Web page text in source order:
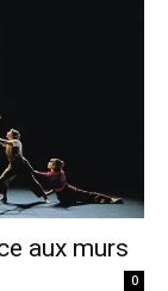
aux murs
0